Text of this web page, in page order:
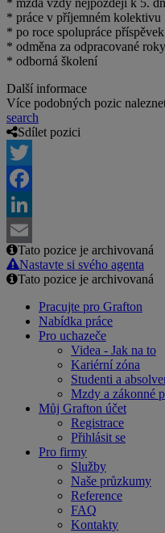
* mzda vždy nejpozději k 5.
* práce v příjemném kolektivu
* po roce spolupráce
* odměna za odpracované
* odborná školení
Další informace
Více podobných pozic
search
Sdílet pozici
Twitter
Facebook
LinkedIn
Email
Tato pozice je archivovaná
Nastavte si svého agenta
Tato pozice je archivovaná
Pracujte pro Grafton
Nabídka práce
Pro uchazeče
Videa - Jak na to
Kariérní zóna
Studenti a
Mzdy a zákonné
Můj Grafton účet
Registrace
Přihlásit se
Pro firmy
Služby
Naše průzkumy
Reference
FAQ
Kontakty